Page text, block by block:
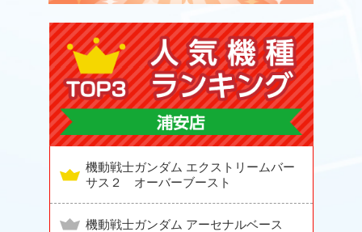
機動戦士ガンダム エクストリームバー
サス２ オーバーブースト
機動戦士ガンダム アーセナルベース